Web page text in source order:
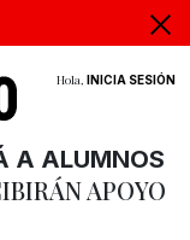
Hola, INICIA SESIÓN
A ALUMNOS
APOYO